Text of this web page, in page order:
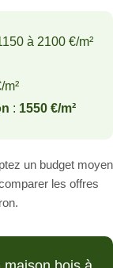
à 2100 €/m²
m²
: 1550 €/m²
un budget moyen
les offres